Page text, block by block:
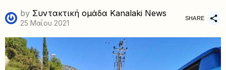
by Συντακτική ομάδα Kanalaki News
25 Μαΐου 2021
SHARE